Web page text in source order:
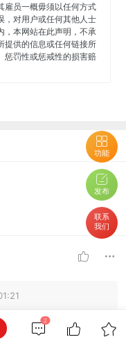
功能
发布
联系
我们
雇员一概毋须以任何方式
，对用户或任何其他人士
，本网站在此声明，不承
提供的信息或任何链接所
惩罚性或惩戒性的损害赔
bbs/forum.php?
2